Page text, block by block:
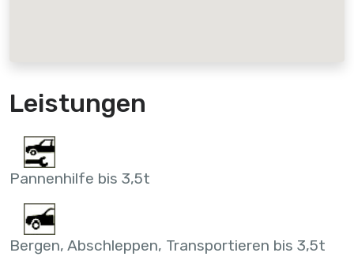
Leistungen
Pannenhilfe bis 3,5t
Bergen, Abschleppen, Transportieren bis 3,5t